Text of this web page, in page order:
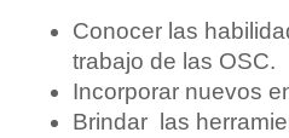
Conocer las
trabajo de las OSC.
Incorporar nuevos
Brindar las